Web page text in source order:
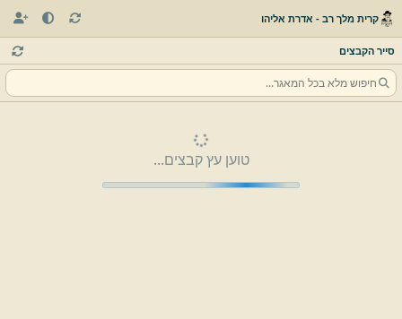
קרית מלך רב - אדרת אליהו
סייר הקבצים
טוען עץ קבצים...